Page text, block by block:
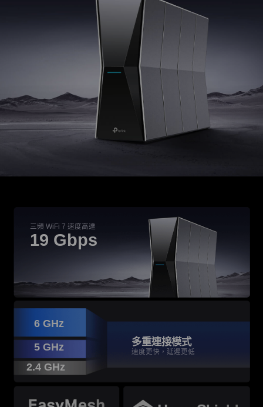
・3.9× 19 Gbps 三頻 WiFi 速度更快 ※
☆
・具有兩個 10G 連接埠的多Gigabit連接
三頻 WiFi 7 速度高達
19 Gbps
多重連接模式
速度更快，延遲更低
6 GHz
5 GHz
2.4 GHz